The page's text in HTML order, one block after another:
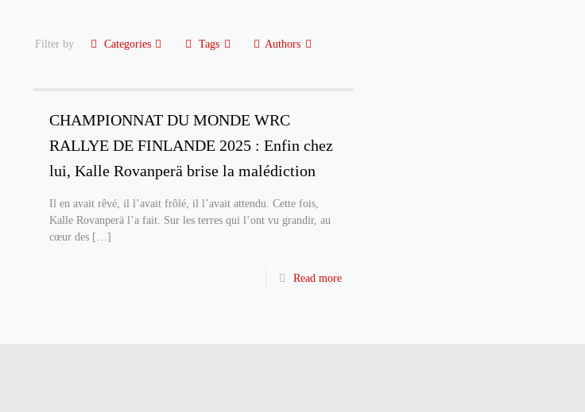
Filter by Categories Tags Authors
CHAMPIONNAT DU MONDE WRC
RALLYE DE FINLANDE 2025 : Enfin chez
lui, Kalle Rovanperä brise la malédiction
Il en avait rêvé, il l’avait frôlé, il l’avait attendu. Cette fois,
Kalle Rovanperä l’a fait. Sur les terres qui l’ont vu grandir, au
cœur des[…]
Read more